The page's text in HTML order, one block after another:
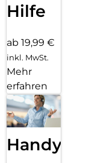
Hilfe
ab 19,99 €
inkl. MwSt.
Mehr
erfahren
Handy